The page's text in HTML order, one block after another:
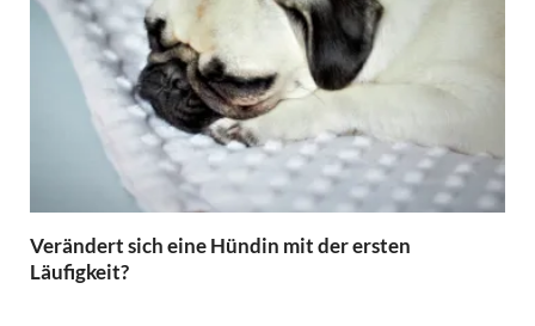
Verändert sich eine Hündin mit der ersten
Läufigkeit?